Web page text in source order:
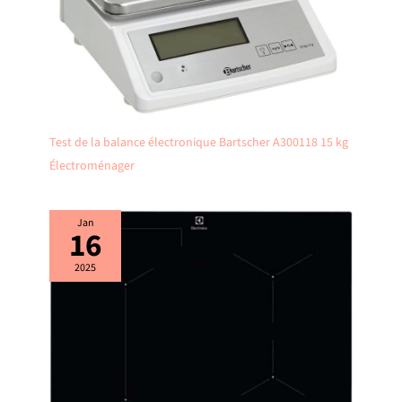
Test de la balance électronique Bartscher A300118 15 kg
Électroménager
Jan
16
2025